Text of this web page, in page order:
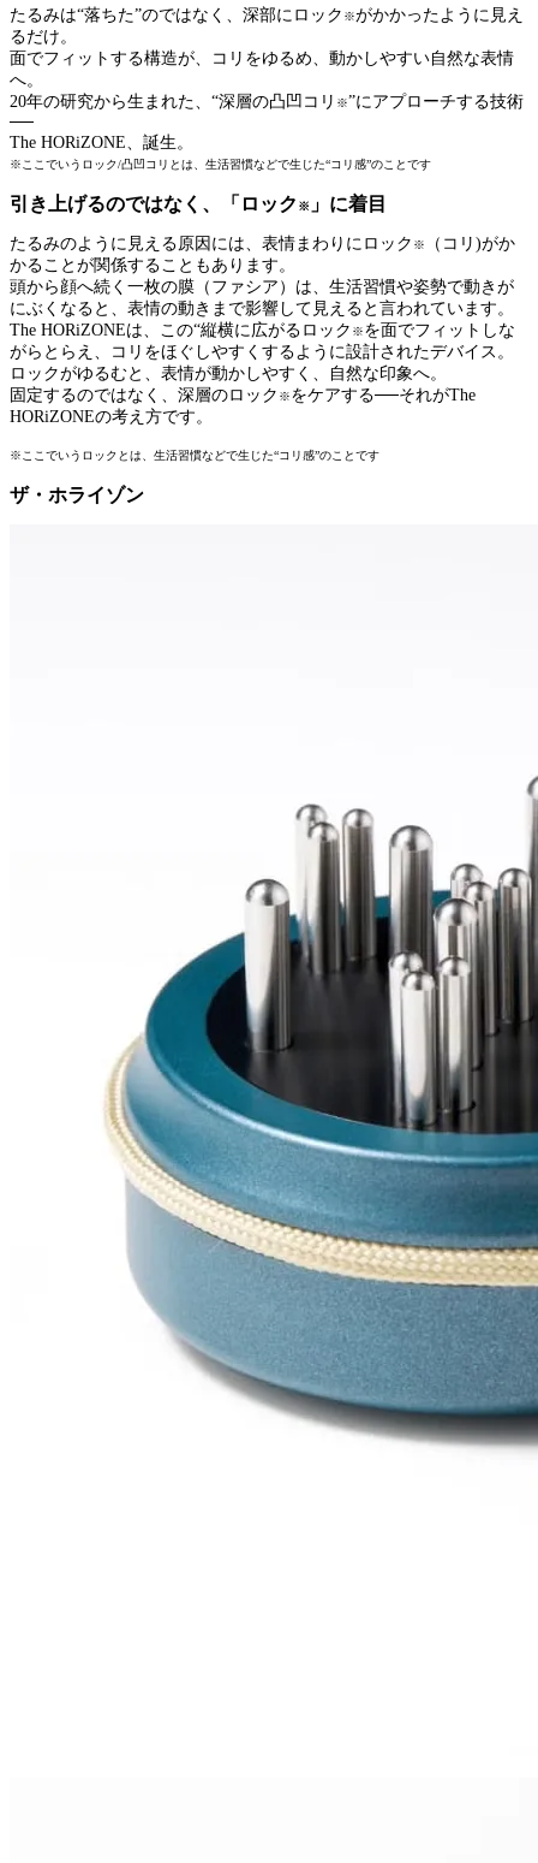
たるみは“落ちた”のではなく、深部にロック ※がかかったように見え
るだけ。
面でフィットする構造が、コリをゆるめ、動かしやすい自然な表情
へ。
20年の研究から生まれた、“深層の凸凹コリ ※”にアプローチする技術
──
The HORiZONE、誕生。
※ここでいうロック/凸凹コリとは、生活習慣などで生じた“コリ感”のことです
引き上げるのではなく、「ロック ※ 」に着目
たるみのように見える原因には、表情まわりにロック ※
（コリ)がか
かることが関係することもあります。
頭から顔へ続く一枚の膜（ファシア）は、生活習慣や姿勢で動きが
にぶくなると、表情の動きまで影響して見えると言われています。
The HORiZONEは、この“縦横に広がるロック ※を面でフィットしな
がらとらえ、コリをほぐしやすくするように設計されたデバイス。
ロックがゆるむと、表情が動かしやすく、自然な印象へ。
固定するのではなく、深層のロック ※をケアする──それがThe
HORiZONEの考え方です。
※ここでいうロックとは、生活習慣などで生じた“コリ感”のことです
ザ・ホライゾン